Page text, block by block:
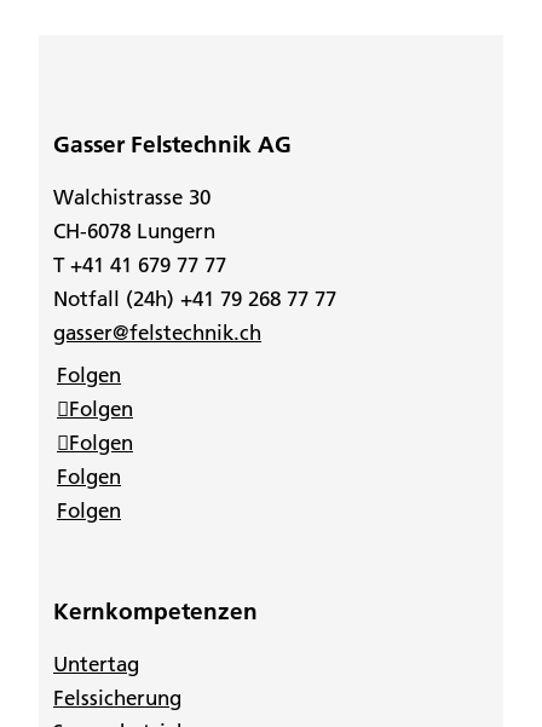
Gasser Felstechnik AG
Walchistrasse 30
CH-6078 Lungern
T +41 41 679 77 77
Notfall (24h) +41 79 268 77 77
gasser@felstechnik.ch
Folgen
Folgen
Folgen
Folgen
Folgen
Kernkompetenzen
Untertag
Felssicherung